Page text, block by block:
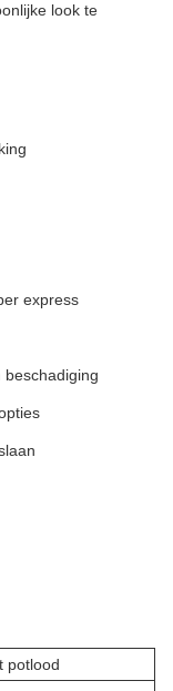
look te
express
beschadiging
potlood